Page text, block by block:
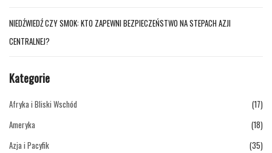
NIEDŹWIEDŹ CZY SMOK: KTO ZAPEWNI BEZPIECZEŃSTWO NA STEPACH AZJI
CENTRALNEJ?
Kategorie
Afryka i Bliski Wschód
(17)
Ameryka
(18)
Azja i Pacyfik
(35)